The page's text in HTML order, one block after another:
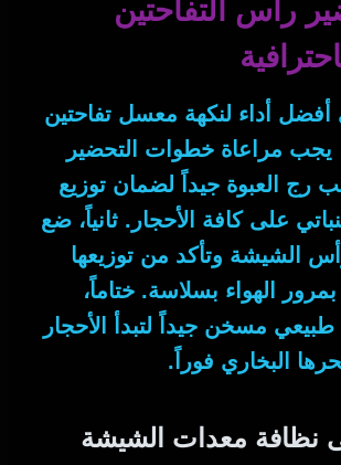
رأس التفاحتين
أداء لنكهة معسل تفاحتين
يجب مراعاة خطوات التحضير
رج العبوة جيداً لضمان توزيع
على كافة الأحجار. ثانياً، ضع
الشيشة وتأكد من توزيعها
الهواء بسلاسة. ختاماً،
مسخن جيداً لتبدأ الأحجار
البخاري فوراً.
نظافة معدات الشيشة